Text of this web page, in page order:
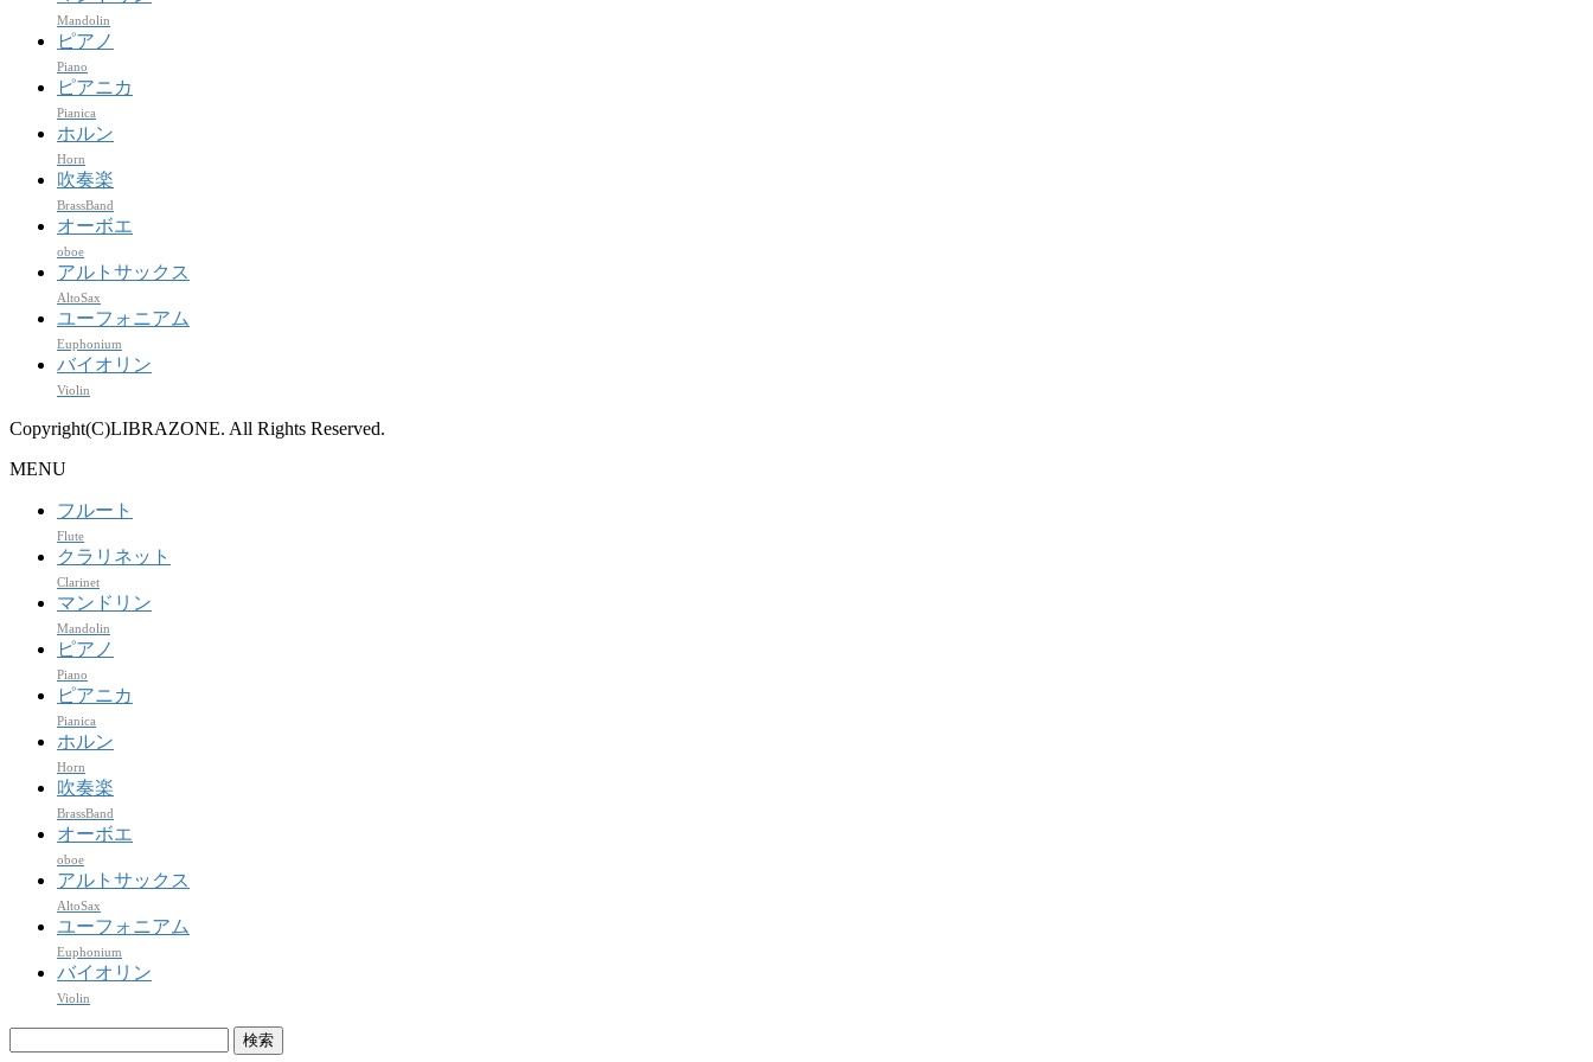
Mandolin
ピアノ
Piano
ピアニカ
Pianica
ホルン
Horn
吹奏楽
BrassBand
オーボエ
oboe
アルトサックス
AltoSax
ユーフォニアム
Euphonium
バイオリン
Violin
Copyright(C)LIBRAZONE. All Rights Reserved.
MENU
フルート
Flute
クラリネット
Clarinet
マンドリン
Mandolin
ピアノ
Piano
ピアニカ
Pianica
ホルン
Horn
吹奏楽
BrassBand
オーボエ
oboe
アルトサックス
AltoSax
ユーフォニアム
Euphonium
バイオリン
Violin